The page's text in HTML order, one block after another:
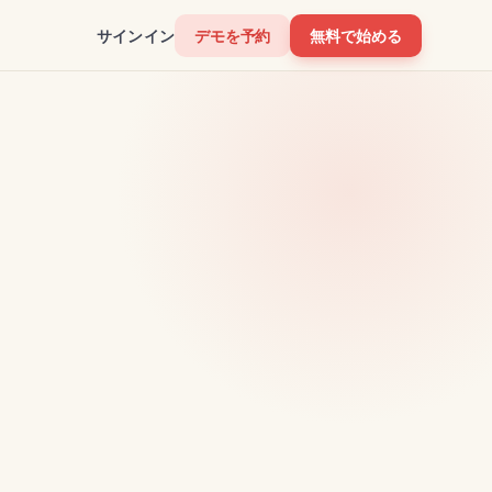
サインイン デモを予約 無料で始める